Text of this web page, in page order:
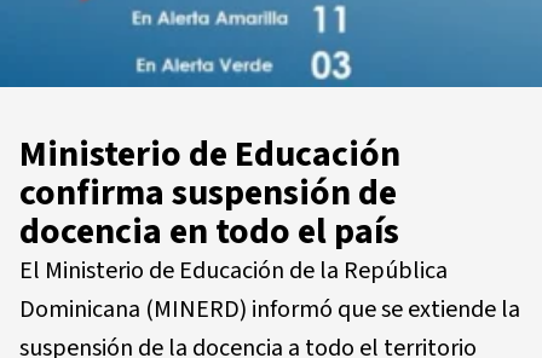
Ministerio de Educación
confirma suspensión de
docencia en todo el país
El Ministerio de Educación de la República
Dominicana (MINERD) informó que se extiende la
suspensión de la docencia a todo el territorio